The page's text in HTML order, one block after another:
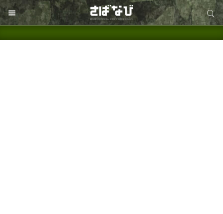
サイト内検索
サイト内検索